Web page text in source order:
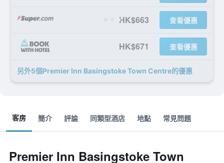
HK$663 查看優惠
HK$671 查看優惠
另外5個Premier Inn Basingstoke Town Centre​的優惠
客房 簡介 評論 同類型酒店 地點 常見問題
Premier Inn Basingstoke Town